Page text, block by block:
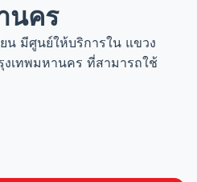
นคร
น มีศูนย์ให้บริการใน แขวง
งเทพมหานคร ที่สามารถใช้